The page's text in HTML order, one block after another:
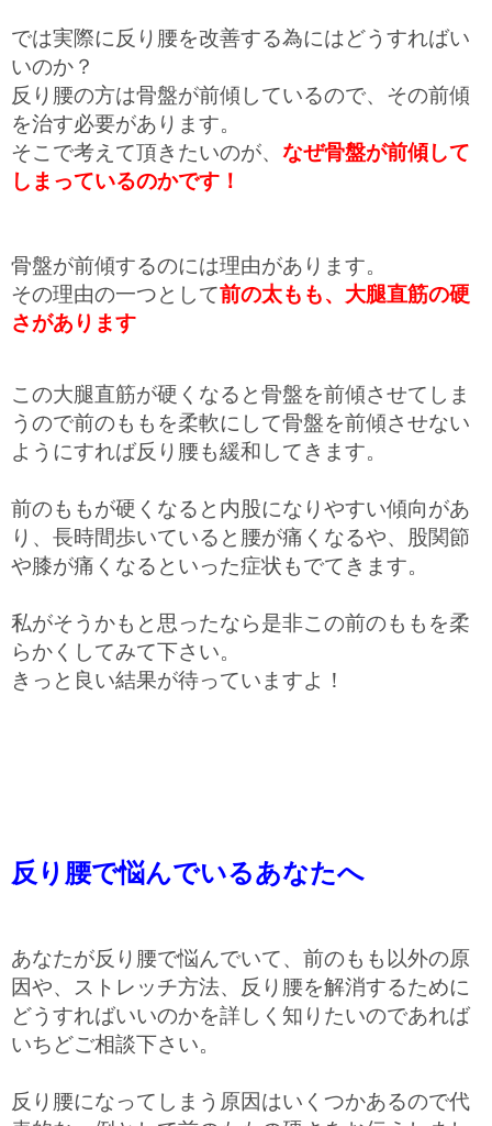
では実際に反り腰を改善する為にはどうすればい
いのか？
反り腰の方は骨盤が前傾しているので、その前傾
を治す必要があります。
そこで考えて頂きたいのが、 なぜ骨盤が前傾して
しまっているのかです！
骨盤が前傾するのには理由があります。
その理由の一つとして前の太もも、大腿直筋の硬
さがあります
この大腿直筋が硬くなると骨盤を前傾させてしま
うので前のももを柔軟にして骨盤を前傾させない
ようにすれば反り腰も緩和してきます。
前のももが硬くなると内股になりやすい傾向があ
り、長時間歩いていると腰が痛くなるや、股関節
や膝が痛くなるといった症状もでてきます。
私がそうかもと思ったなら是非この前のももを柔
らかくしてみて下さい。
きっと良い結果が待っていますよ！
反り腰で悩んでいるあなたへ
あなたが反り腰で悩んでいて、前のもも以外の原
因や、ストレッチ方法、反り腰を解消するために
どうすればいいのかを詳しく知りたいのであれば
いちどご相談下さい。
反り腰になってしまう原因はいくつかあるので代